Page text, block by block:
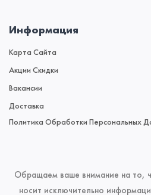
Информация
Карта Сайта
Акции Скидки
Вакансии
Доставка
Политика Обработки Персональных
Обращаем ваше внимание на то,
носит исключительно